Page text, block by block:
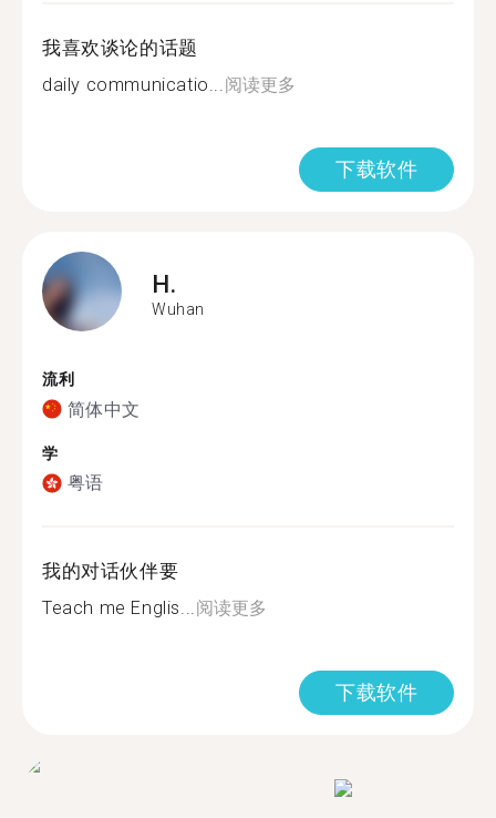
我喜欢谈论的话题
daily communicatio...阅读更多
下载软件
H.
Wuhan
流利
简体中文
学
粤语
我的对话伙伴要
Teach me Englis...阅读更多
下载软件